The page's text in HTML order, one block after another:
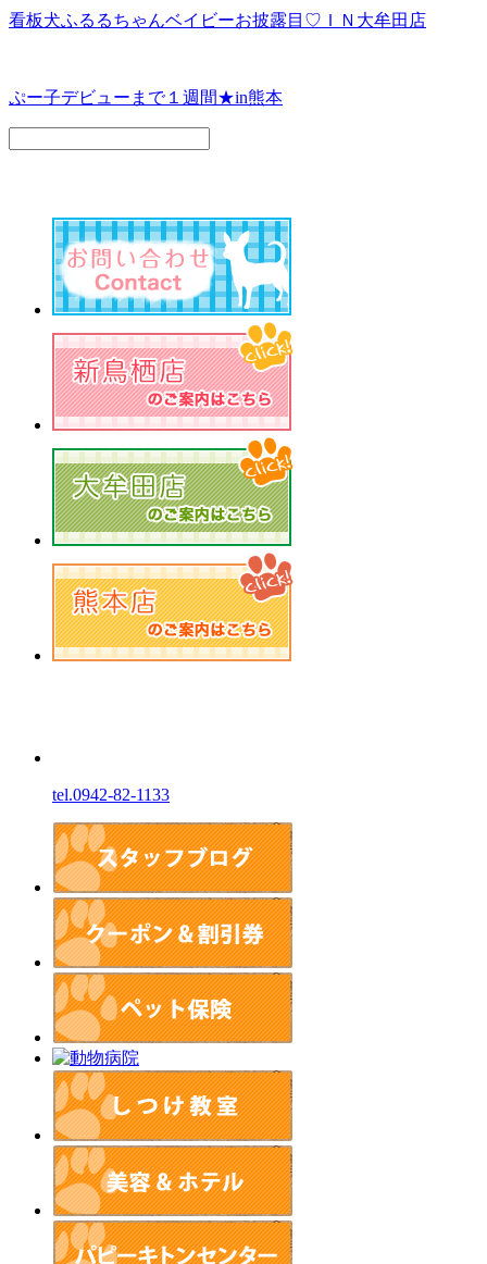
看板犬ふるるちゃんベイビーお披露目♡ＩＮ大牟田店
ぷー子デビューまで１週間★in熊本
tel.0942-82-1133